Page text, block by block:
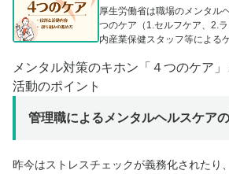
厚生労働省は職場のメンタル
つのケア（1.セルフケア、2.
内産業保健スタッフ等による
メンタル対策のキホン「４つのケア
活動のポイント
管理職によるメンタルヘルスケア
昨今はストレスチェックが義務化されたり